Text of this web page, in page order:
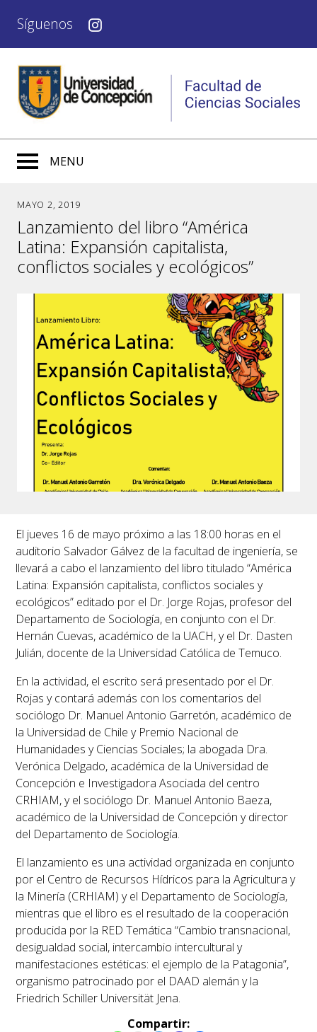
Síguenos
MENU
MAYO 2, 2019
Lanzamiento del libro “América
Latina: Expansión capitalista,
conflictos sociales y ecológicos”
El jueves 16 de mayo próximo a las 18:00 horas en el
auditorio Salvador Gálvez de la facultad de ingeniería, se
llevará a cabo el lanzamiento del libro titulado “América
Latina: Expansión capitalista, conflictos sociales y
ecológicos” editado por el Dr. Jorge Rojas, profesor del
Departamento de Sociología, en conjunto con el Dr.
Hernán Cuevas, académico de la UACH, y el Dr. Dasten
Julián, docente de la Universidad Católica de Temuco.
En la actividad, el escrito será presentado por el Dr.
Rojas y contará además con los comentarios del
sociólogo Dr. Manuel Antonio Garretón, académico de
la Universidad de Chile y Premio Nacional de
Humanidades y Ciencias Sociales; la abogada Dra.
Verónica Delgado, académica de la Universidad de
Concepción e Investigadora Asociada del centro
CRHIAM, y el sociólogo Dr. Manuel Antonio Baeza,
académico de la Universidad de Concepción y director
del Departamento de Sociología.
El lanzamiento es una actividad organizada en conjunto
por el Centro de Recursos Hídricos para la Agricultura y
la Minería (CRHIAM) y el Departamento de Sociología,
mientras que el libro es el resultado de la cooperación
producida por la RED Temática “Cambio transnacional,
desigualdad social, intercambio intercultural y
manifestaciones estéticas: el ejemplo de la Patagonia”,
organismo patrocinado por el DAAD alemán y la
Friedrich Schiller Universität Jena.
Compartir: